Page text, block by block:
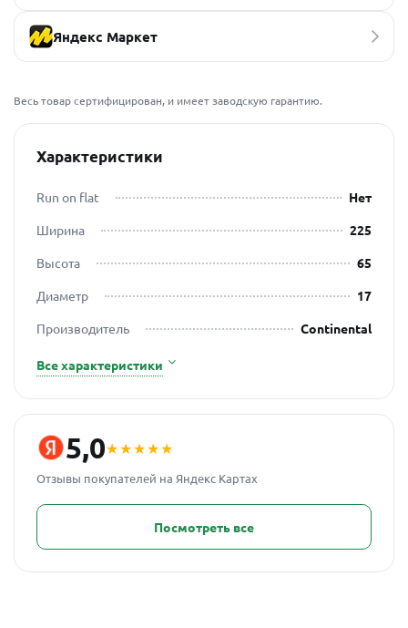
Яндекс Маркет
Весь товар сертифицирован, и имеет заводскую гарантию.
Характеристики
Run on flat
Нет
Ширина
225
Высота
65
Диаметр
17
Производитель
Continental
Все характеристики
5,0★★★★★
Отзывы покупателей на Яндекс Картах
Посмотреть все